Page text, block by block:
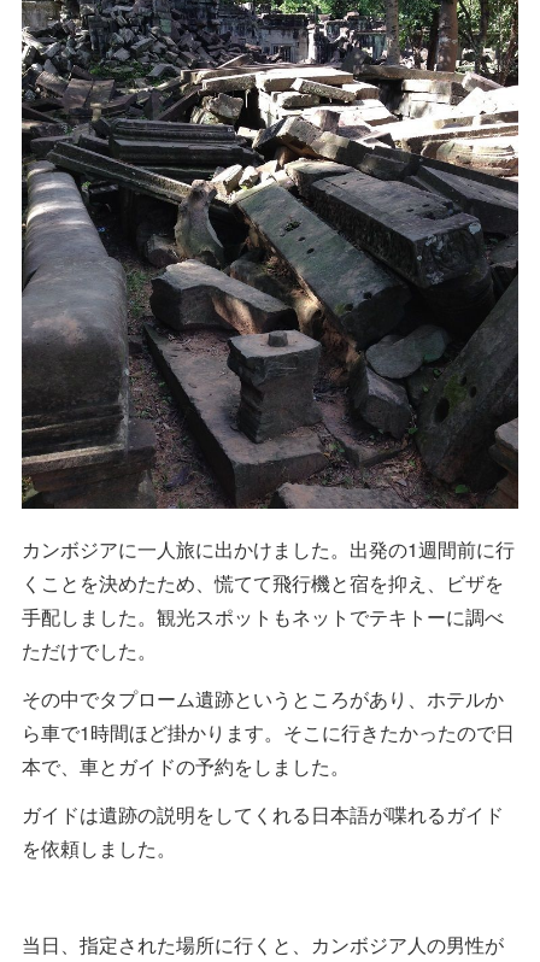
カンボジアに一人旅に出かけました。出発の1週間前に行
くことを決めたため、慌てて飛行機と宿を抑え、ビザを
手配しました。観光スポットもネットでテキトーに調べ
ただけでした。
その中でタプローム遺跡というところがあり、ホテルか
ら車で1時間ほど掛かります。そこに行きたかったので日
本で、車とガイドの予約をしました。
ガイドは遺跡の説明をしてくれる日本語が喋れるガイド
を依頼しました。
当日、指定された場所に行くと、カンボジア人の男性が